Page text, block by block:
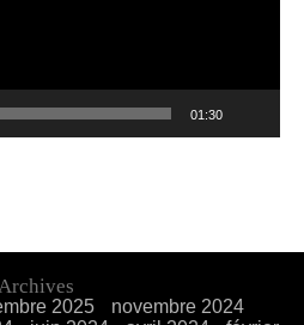
01:30
2025
novembre 2024